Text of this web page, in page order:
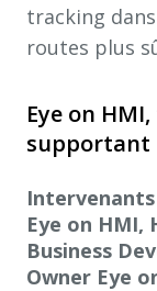
tracking
routes plus
Eye on
supportant
Eye on HMI,
Business
Owner Eye